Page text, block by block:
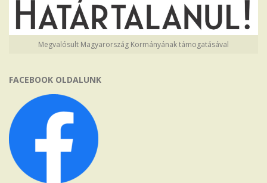
Megvalósult Magyarország Kormányának támogatásával
FACEBOOK OLDALUNK